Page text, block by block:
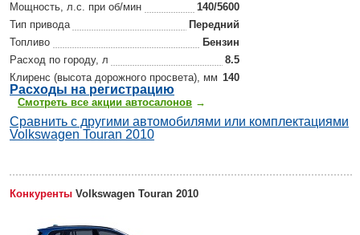
Мощность, л.с. при об/мин
140/5600
Тип привода
Передний
Топливо
Бензин
Расход по городу, л
8.5
Клиренс (высота дорожного просвета), мм 140
Расходы на регистрацию
Смотреть все акции автосалонов →
Сравнить с другими автомобилями или комплектациями
Volkswagen Touran 2010
Конкуренты Volkswagen Touran 2010